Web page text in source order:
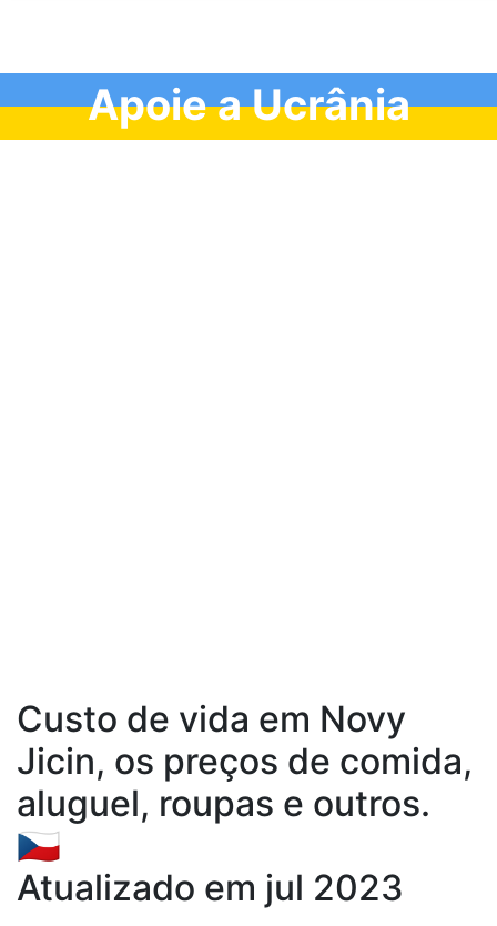
Apoie a Ucrânia
Custo de vida em Novy
Jicin, os preços de comida,
aluguel, roupas e outros.
🇨🇿
Atualizado em jul 2023